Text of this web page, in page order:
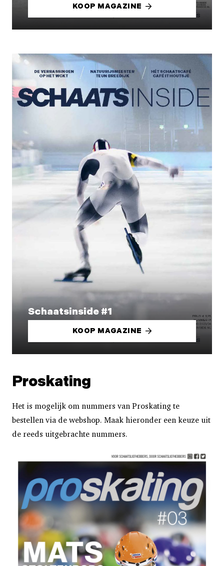
KOOP MAGAZINE
Schaatsinside #1
KOOP MAGAZINE
Proskating
Het is mogelijk om nummers van Proskating te
bestellen via de webshop. Maak hieronder een keuze uit
de reeds uitgebrachte nummers.